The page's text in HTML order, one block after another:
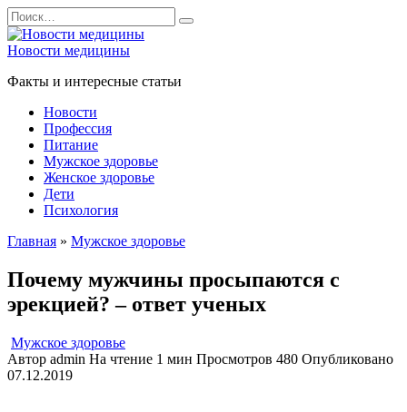
Перейти
к
содержанию
Search
for:
Новости медицины
Факты и интересные статьи
Новости
Профессия
Питание
Мужское здоровье
Женское здоровье
Дети
Психология
Главная » Мужское здоровье
Почему мужчины просыпаются с
эрекцией? – ответ ученых
Мужское здоровье
Автор admin На чтение 1 мин Просмотров 480 Опубликовано
07.12.2019